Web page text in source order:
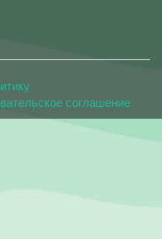
соглашение